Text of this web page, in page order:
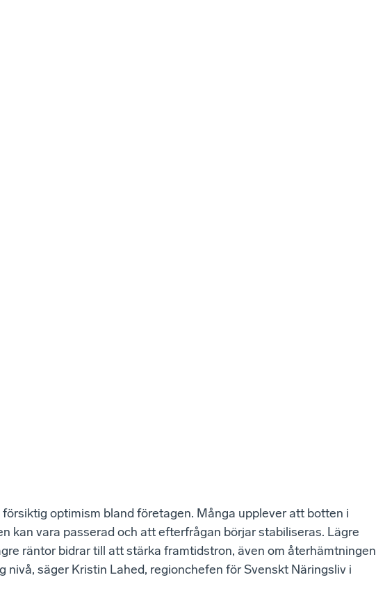
optimism bland företagen. Många upplever att botten i
kan vara passerad och att efterfrågan börjar stabiliseras. Lägre
räntor bidrar till att stärka framtidstron, även om återhämtningen
nivå, säger Kristin Lahed, regionchefen för Svenskt Näringsliv i